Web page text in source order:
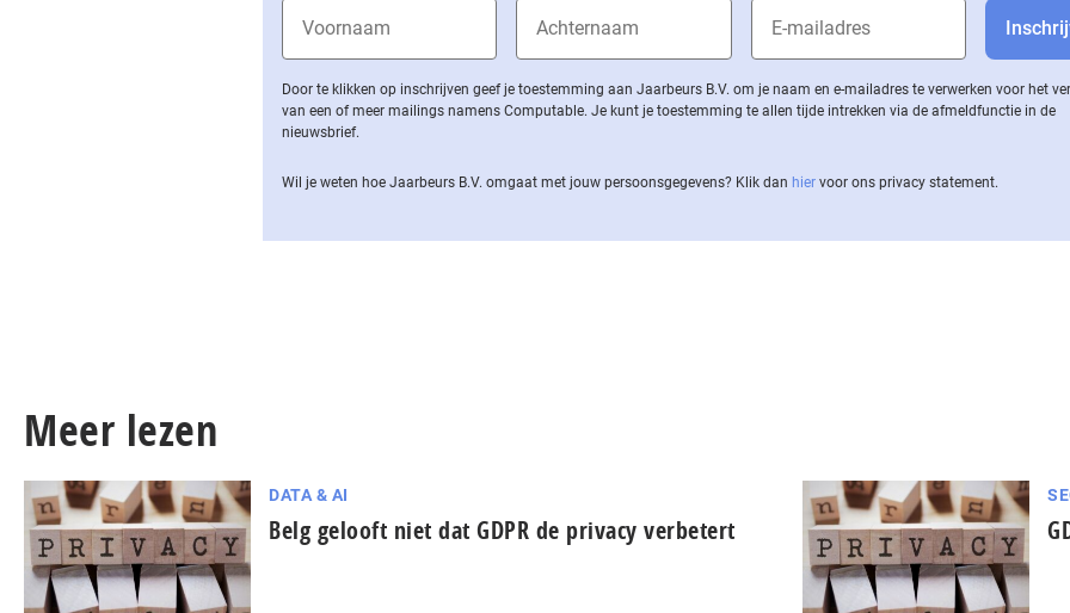
Door te klikken op inschrijven geef je toestemming aan Jaarbeurs B.V. om je naam en e-mailadres te verwerken voor het
van een of meer mailings namens Computable. Je kunt je toestemming te allen tijde intrekken via de af­meld­func­tie in de
nieuwsbrief.
Wil je weten hoe Jaarbeurs B.V. omgaat met jouw per­soons­ge­ge­vens? Klik dan hier voor ons privacy statement.
Meer lezen
DATA & AI
Belg gelooft niet dat GDPR de privacy verbetert